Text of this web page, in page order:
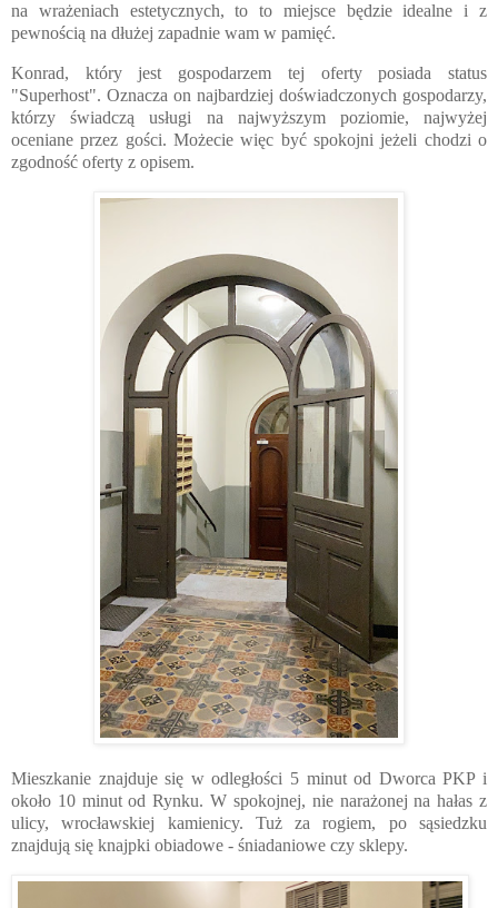
na wrażeniach estetycznych, to to miejsce będzie idealne i z
pewnością na dłużej zapadnie wam w pamięć.
Konrad, który jest gospodarzem tej oferty posiada status
"Superhost". Oznacza on najbardziej doświadczonych gospodarzy,
którzy świadczą usługi na najwyższym poziomie, najwyżej
oceniane przez gości. Możecie więc być spokojni jeżeli chodzi o
zgodność oferty z opisem.
Mieszkanie znajduje się w odległości 5 minut od Dworca PKP i
około 10 minut od Rynku. W spokojnej, nie narażonej na hałas z
ulicy, wrocławskiej kamienicy. Tuż za rogiem, po sąsiedzku
znajdują się knajpki obiadowe - śniadaniowe czy sklepy.